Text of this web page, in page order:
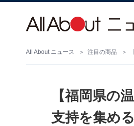
All About ニュース 注目の商品
【福岡県の
支持を集め